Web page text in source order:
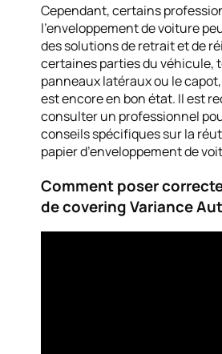
Cependant, certains
l’enveloppement de voiture
des solutions de retrait et de
certaines parties du véhicule,
panneaux latéraux ou le
est encore en bon état. Il est
consulter un professionnel
conseils spécifiques sur la
papier d’enveloppement de
Comment poser
de covering Variance